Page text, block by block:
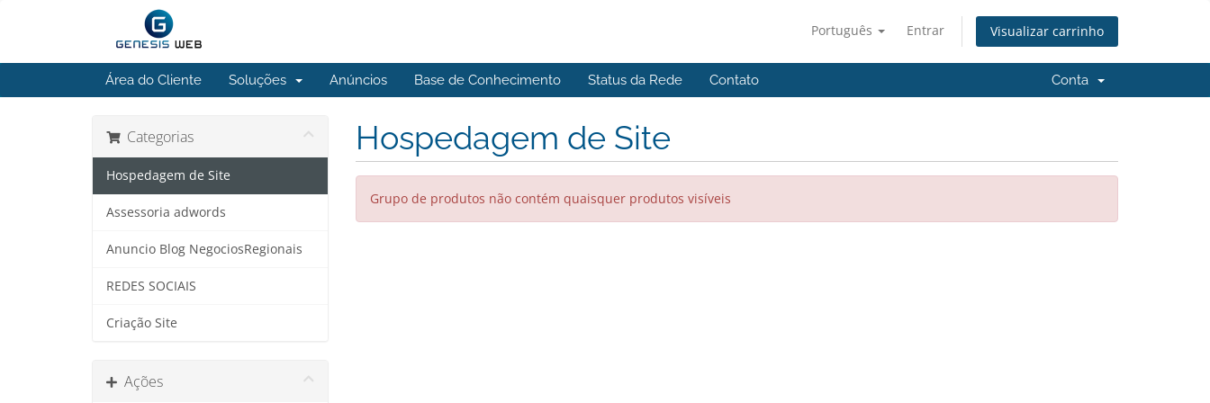
Português Entrar Visualizar carrinho
Área do Cliente Soluções Anúncios Base de Conhecimento Status da Rede Contato Conta
Categorias
Hospedagem de Site
Assessoria adwords
Anuncio Blog NegociosRegionais
REDES SOCIAIS
Criação Site
Ações
Hospedagem de Site
Grupo de produtos não contém quaisquer produtos visíveis